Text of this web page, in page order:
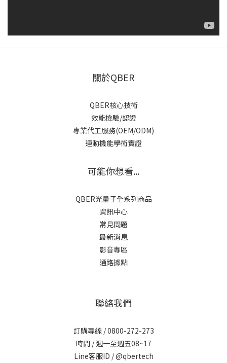
關於QBER
QBER核心技術
效能檢驗/認證
專業代工服務(OEM/ODM)
運動機能學術實證
可能你想看...
QBER光量子全系列商品
資訊中心
常見問題
最新消息
影音專區
通路據點
聯絡我們
訂購專線 / 0800-272-273
時間 / 週一至週五08~17
Line客服ID /@qbertech